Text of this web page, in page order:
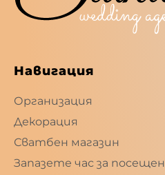
Навигация
Организация
Декорация
Сватбен магазин
Запазете час за